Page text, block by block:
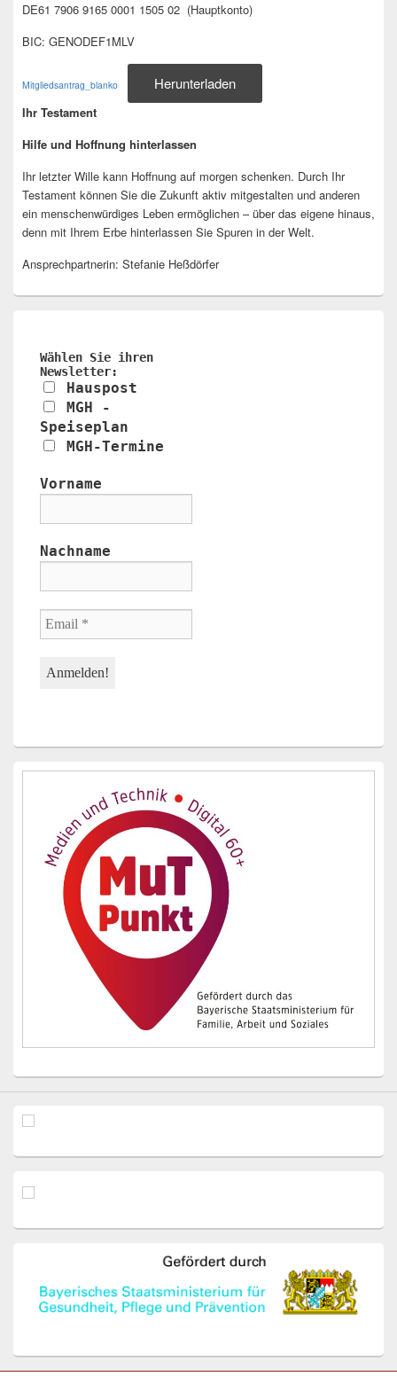
DE61 7906 9165 0001 1505 02 (Hauptkonto)
BIC: GENODEF1MLV
Mitgliedsantrag_blanko Herunterladen
Ihr Testament
Hilfe und Hoffnung hinterlassen
Ihr letzter Wille kann Hoffnung auf morgen schenken. Durch Ihr
Testament können Sie die Zukunft aktiv mitgestalten und anderen
ein menschenwürdiges Leben ermöglichen – über das eigene hinaus,
denn mit Ihrem Erbe hinterlassen Sie Spuren in der Welt.
Ansprechpartnerin: Stefanie Heßdörfer
Wählen Sie ihren
Newsletter:
Hauspost
MGH -
Speiseplan
MGH-Termine
Vorname
Nachname